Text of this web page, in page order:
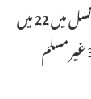
مذہبی امور میں بیرونی مداخلت پر تشویش کو مدنظر رکھتے ہوئے عدالت نے ہدایت دی کہ مرکزی وقف کونسل میں 22 میں
سے زیادہ سے زیادہ 4 غیر مسلم اراکین ہوں گے، اور ریاستی وقف بورڈ میں 11 میں سے زیادہ سے زیادہ 3 غیر مسلم